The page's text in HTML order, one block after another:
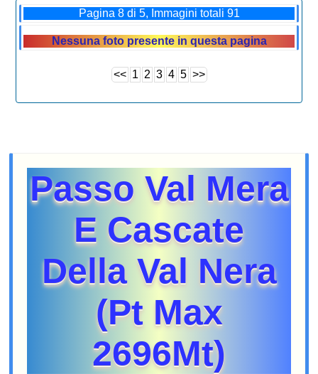
Pagina 8 di 5, Immagini totali 91
Nessuna foto presente in questa pagina
<< 1 2 3 4 5 >>
Passo Val Mera
E Cascate
Della Val Nera
(Pt Max
2696Mt)